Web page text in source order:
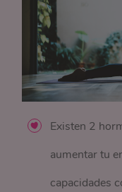
Existen 2
aumentar tu
capacidades